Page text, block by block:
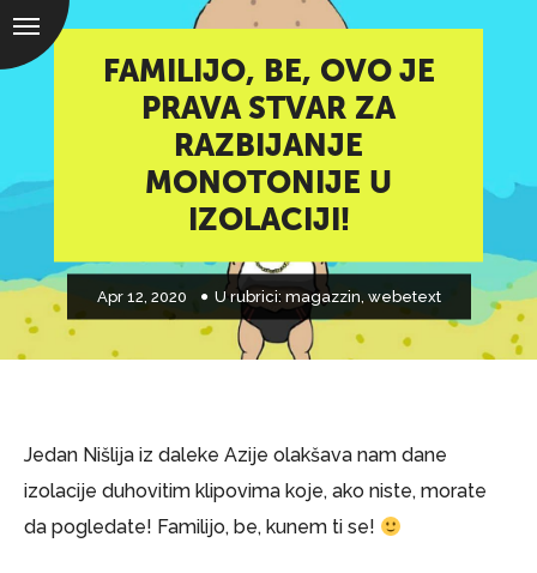
FAMILIJO, BE, OVO JE
PRAVA STVAR ZA
RAZBIJANJE
MONOTONIJE U
IZOLACIJI!
Apr 12, 2020 U rubrici: magazzin webetext
Jedan Nišlija iz daleke Azije olakšava nam dane
izolacije duhovitim klipovima koje, ako niste, morate
da pogledate! Familijo, be, kunem ti se!